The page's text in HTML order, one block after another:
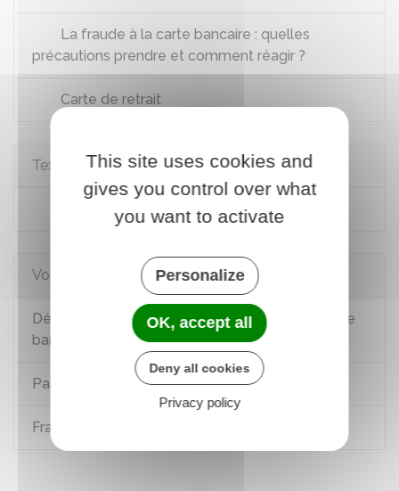
La fraude à la carte bancaire : quelles
précautions prendre et comment réagir ?
Carte de retrait
Textes de référence
Code monétaire et financier : article D312-5
Voir aussi
Délivrance, renouvellement et retrait d'une carte
bancaire
Paiement par carte bancaire
Fraude à la carte bancaire
This site uses cookies and
gives you control over what
you want to activate
Personalize
OK, accept all
Deny all cookies
Privacy policy